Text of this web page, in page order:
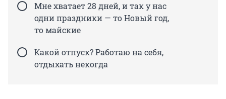
Мне хватает 28 дней, и так у нас
одни праздники — то Новый год,
то майские
Какой отпуск? Работаю на себя,
отдыхать некогда